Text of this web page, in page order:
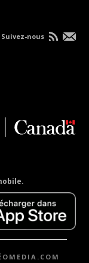
Suivez-nous